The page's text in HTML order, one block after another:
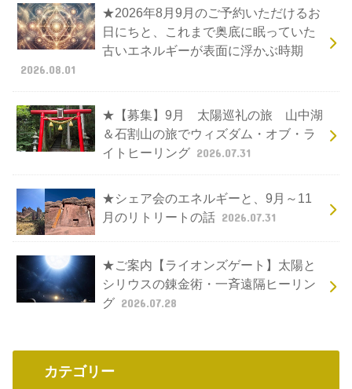
★2026年8月9月のご予約いただけるお
日にちと、これまで奥底に眠っていた
古いエネルギーが表面に浮かぶ時期
2026.08.01
★【募集】9月 太陽巡礼の旅 山中湖
＆石割山の旅でウィズダム・オブ・ラ
イトヒーリング 2026.07.31
★シェア会のエネルギーと、9月～11
月のリトリートの話 2026.07.31
★ご案内【ライオンズゲート】太陽と
シリウスの錬金術・一斉遠隔ヒーリン
グ 2026.07.28
カテゴリー